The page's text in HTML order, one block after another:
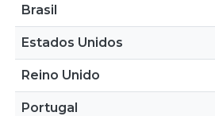
Brasil
Estados Unidos
Reino Unido
Portugal